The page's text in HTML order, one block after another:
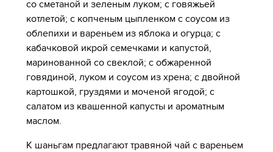
со сметаной и зеленым луком; с говяжьей
котлетой; с копченым цыпленком с соусом из
облепихи и вареньем из яблока и огурца; с
кабачковой икрой семечками и капустой,
маринованной со свеклой; с обжаренной
говядиной, луком и соусом из хрена; с двойной
картошкой, груздями и моченой ягодой; с
салатом из квашенной капусты и ароматным
маслом.
К шаньгам предлагают травяной чай с вареньем